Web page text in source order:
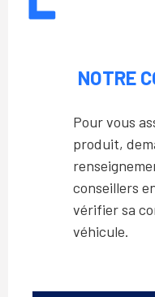
NOTRE
Pour vous
produit,
conseillers
vérifier sa
véhicule.